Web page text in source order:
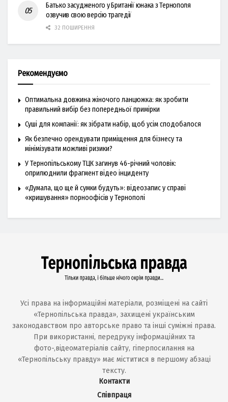
Батько засудженого у Британії юнака з Тернополя
озвучив свою версію трагедії
32 ПОШИРЕННЯ
Рекомендуємо
Оптимальна довжина жіночого ланцюжка: як зробити
правильний вибір без попередньої примірки
Суші для компанії: як зібрати набір, щоб усім сподобалося
Як безпечно орендувати приміщення для бізнесу та
мінімізувати можливі ризики?
У Тернопільському ТЦК загинув 46-річний чоловік:
оприлюднили фрагмент відео інциденту
«Думала, що ще й сумки будуть»: відеозапис у справі
«кришування» порноофісів у Тернополі
Усі права на інформаційні матеріали, розміщені на сайті
«Тернопільська правда», захищені українським
законодавством про авторське право та інші суміжні права.
При використанні, передруку інформаційних та
фото-,відеоматеріалів сайту, гіперпосилання на
«Тернопільську правду» має міститися в першому абзаці
тексту.
Контакти
Співпраця